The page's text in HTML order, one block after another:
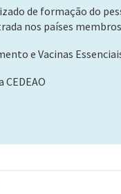
de formação do
nos países membros
e Vacinas
CEDEAO